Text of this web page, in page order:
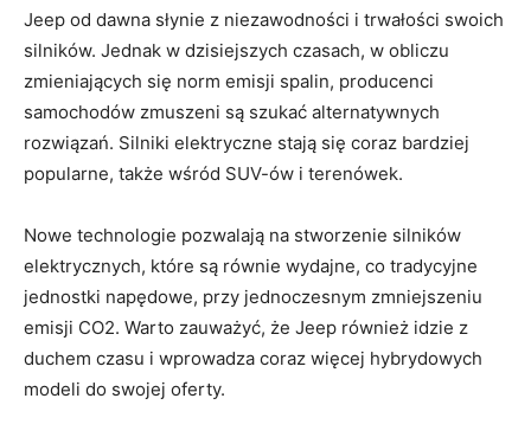
Jeep od dawna słynie z niezawodności i trwałości swoich
⁢silników. Jednak w dzisiejszych czasach, w ‌obliczu
zmieniających się norm emisji spalin, producenci
samochodów zmuszeni są szukać alternatywnych
rozwiązań. Silniki elektryczne stają​ się coraz bardziej
popularne, także wśród SUV-ów i terenówek.
Nowe technologie pozwalają na ‌stworzenie silników
elektrycznych, które są równie wydajne, ⁢co tradycyjne
jednostki napędowe, przy jednoczesnym zmniejszeniu
emisji CO2.​ Warto⁣ zauważyć, że Jeep również idzie z
duchem ‍czasu i ⁣wprowadza coraz więcej hybrydowych
modeli do swojej oferty.